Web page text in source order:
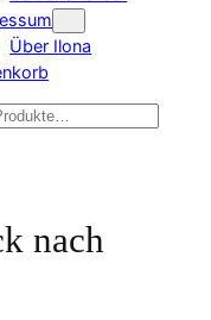
Über Ilona
nach